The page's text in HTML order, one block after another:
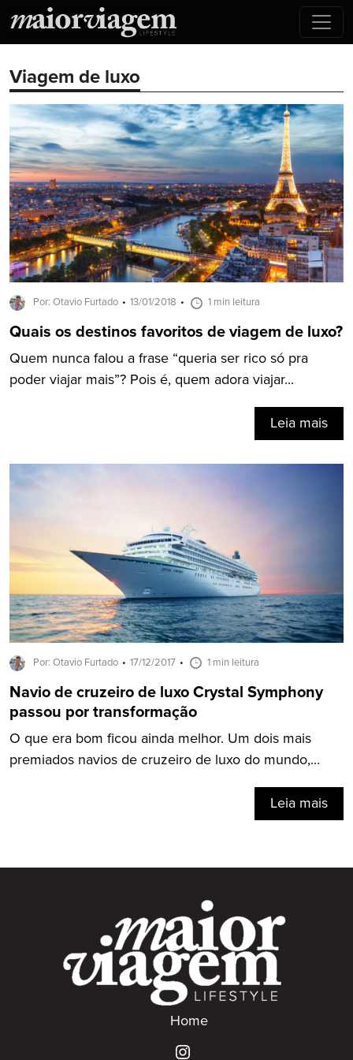
Viagem de luxo
Por: Otavio Furtado 13/01/2018 1 min leitura
Quais os destinos favoritos de viagem de luxo?
Quem nunca falou a frase “queria ser rico só pra
poder viajar mais”? Pois é, quem adora viajar...
Leia mais
Por: Otavio Furtado 17/12/2017 1 min leitura
Navio de cruzeiro de luxo Crystal Symphony
passou por transformação
O que era bom ficou ainda melhor. Um dois mais
premiados navios de cruzeiro de luxo do mundo,...
Leia mais
Home